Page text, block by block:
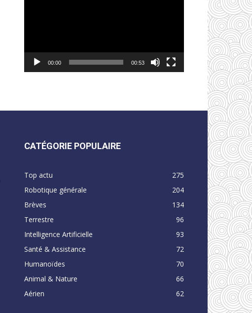
00:00 00:53
CATÉGORIE POPULAIRE
Top actu
275
Robotique générale
204
Brèves
134
Terrestre
96
Intelligence Artificielle
93
Santé & Assistance
72
Humanoïdes
70
Animal & Nature
66
Aérien
62